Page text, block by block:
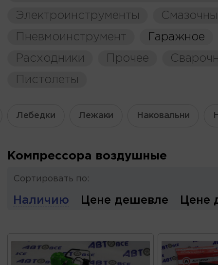
Электроинструменты
Пневмоинструмент
Гаражное
Расходники
Прочее
Пистолеты
Лебедки Лежаки Наковальни
Компрессора воздушные
Сортировать по:
Наличию Цене дешевле Цене